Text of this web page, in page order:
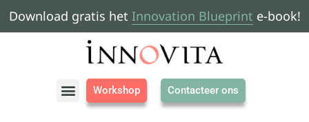
Download gratis het Innovation Blueprint e-book!
Workshop Contacteer ons